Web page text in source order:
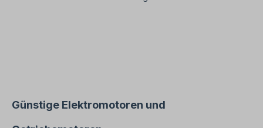
Günstige Elektromotoren und